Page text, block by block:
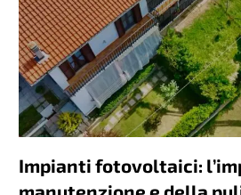
Impianti fotovoltaici: